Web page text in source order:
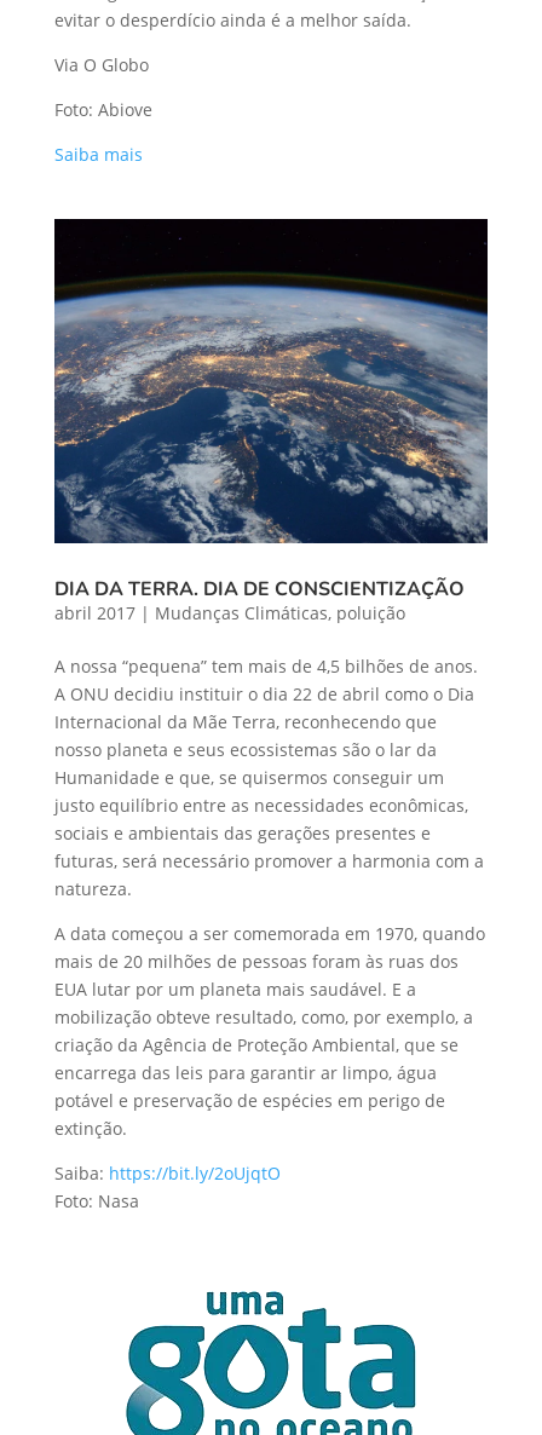
evitar o desperdício ainda é a melhor saída.
Via O Globo
Foto: Abiove
Saiba mais
DIA DA TERRA. DIA DE CONSCIENTIZAÇÃO
abril 2017| Mudanças Climáticas, poluição
A nossa “pequena” tem mais de 4,5 bilhões de anos.
A ONU decidiu instituir o dia 22 de abril como o Dia
Internacional da Mãe Terra, reconhecendo que
nosso planeta e seus ecossistemas são o lar da
Humanidade e que, se quisermos conseguir um
justo equilíbrio entre as necessidades econômicas,
sociais e ambientais das gerações presentes e
futuras, será necessário promover a harmonia com a
natureza.
A data começou a ser comemorada em 1970, quando
mais de 20 milhões de pessoas foram às ruas dos
EUA lutar por um planeta mais saudável. E a
mobilização obteve resultado, como, por exemplo, a
criação da Agência de Proteção Ambiental, que se
encarrega das leis para garantir ar limpo, água
potável e preservação de espécies em perigo de
extinção.
Saiba: https://bit.ly/2oUjqtO
Foto: Nasa